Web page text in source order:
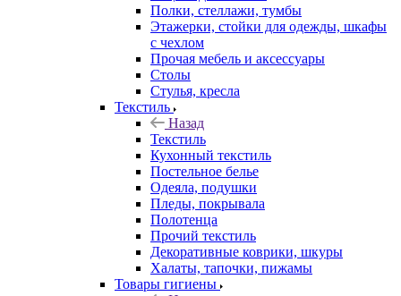
Полки, стеллажи, тумбы
Этажерки, стойки для одежды, шкафы
с чехлом
Прочая мебель и аксессуары
Столы
Стулья, кресла
Текстиль
Назад
Текстиль
Кухонный текстиль
Постельное белье
Одеяла, подушки
Пледы, покрывала
Полотенца
Прочий текстиль
Декоративные коврики, шкуры
Халаты, тапочки, пижамы
Товары гигиены